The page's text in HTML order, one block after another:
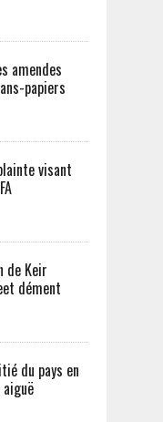
amendes
papiers
visant
de Keir
dément
du pays en